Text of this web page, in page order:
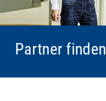
Partner finden